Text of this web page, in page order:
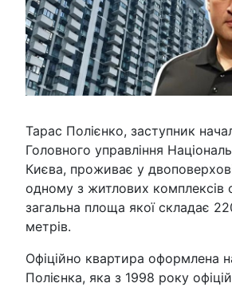
Тарас Полієнко, заступник
Головного управління
Києва, проживає у
одному з житлових комплексів
загальна площа якої складає
метрів.
Офіційно квартира оформлена
Полієнка, яка з 1998 року